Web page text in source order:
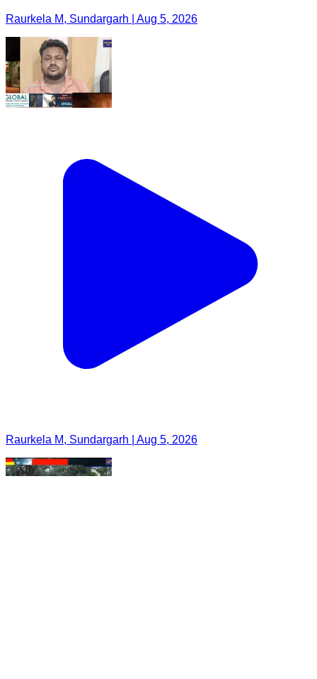
Raurkela M, Sundargarh | Aug 5, 2026
Raurkela M, Sundargarh | Aug 5, 2026